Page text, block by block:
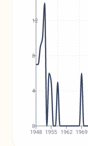
1948 1955 1962 1969
0
4
8
12